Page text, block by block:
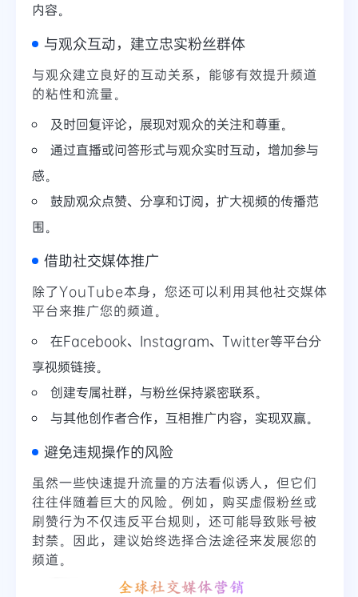
内容。
与观众互动，建立忠实粉丝群体
与观众建立良好的互动关系，能够有效提升频道
的粘性和流量。
及时回复评论，展现对观众的关注和尊重。
通过直播或问答形式与观众实时互动，增加参与
感。
鼓励观众点赞、分享和订阅，扩大视频的传播范
围。
借助社交媒体推广
除了YouTube本身，您还可以利用其他社交媒体
平台来推广您的频道。
在Facebook、Instagram、Twitter等平台分
享视频链接。
创建专属社群，与粉丝保持紧密联系。
与其他创作者合作，互相推广内容，实现双赢。
避免违规操作的风险
虽然一些快速提升流量的方法看似诱人，但它们
往往伴随着巨大的风险。例如，购买虚假粉丝或
刷赞行为不仅违反平台规则，还可能导致账号被
封禁。因此，建议始终选择合法途径来发展您的
频道。